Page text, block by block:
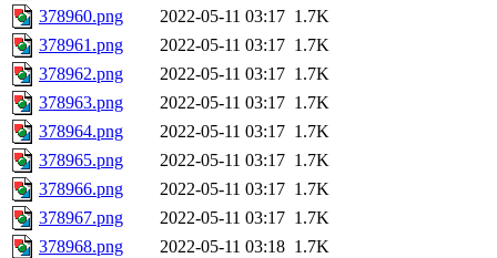
378960.png
2022-05-11 03:17 1.7K
378961.png
2022-05-11 03:17 1.7K
378962.png
2022-05-11 03:17 1.7K
378963.png
2022-05-11 03:17 1.7K
378964.png
2022-05-11 03:17 1.7K
378965.png
2022-05-11 03:17 1.7K
378966.png
2022-05-11 03:17 1.7K
378967.png
2022-05-11 03:17 1.7K
378968.png
2022-05-11 03:18 1.7K